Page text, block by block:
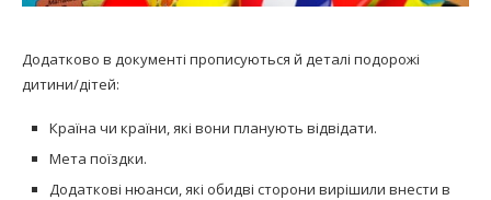
Додатково в документі прописуються й деталі подорожі
дитини/дітей:
Країна чи країни, які вони планують відвідати.
Мета поїздки.
Додаткові нюанси, які обидві сторони вирішили внести в